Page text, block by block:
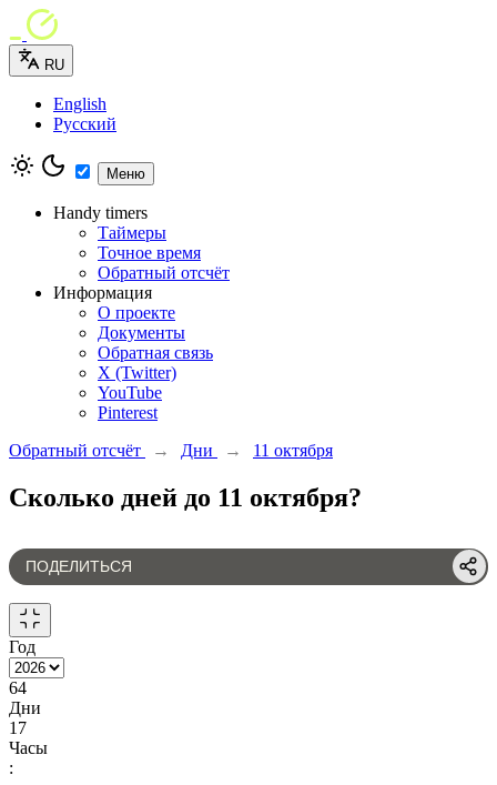
RU
English
Русский
Меню
Handy timers
Таймеры
Точное время
Обратный отсчёт
Информация
О проекте
Документы
Обратная связь
X (Twitter)
YouTube
Pinterest
Обратный отсчёт
→ Дни → 11 октября
Сколько дней до 11 октября?
ПОДЕЛИТЬСЯ
Год
64
Дни
17
Часы
: